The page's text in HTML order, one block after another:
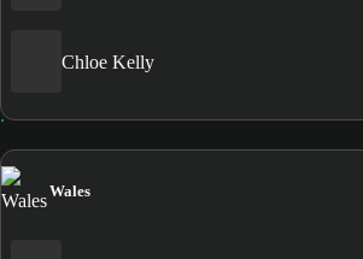
Chloe Kelly
Wales